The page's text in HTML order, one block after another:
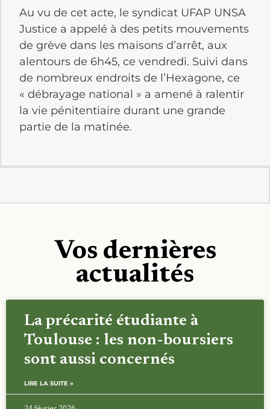
Au vu de cet acte, le syndicat UFAP UNSA
Justice a appelé à des petits mouvements
de grève dans les maisons d’arrêt, aux
alentours de 6h45, ce vendredi. Suivi dans
de nombreux endroits de l’Hexagone, ce
« débrayage national » a amené à ralentir
la vie pénitentiaire durant une grande
partie de la matinée.
Vos dernières
actualités
La précarité étudiante à
Toulouse : les non-boursiers
sont aussi concernés
LIRE LA SUITE »